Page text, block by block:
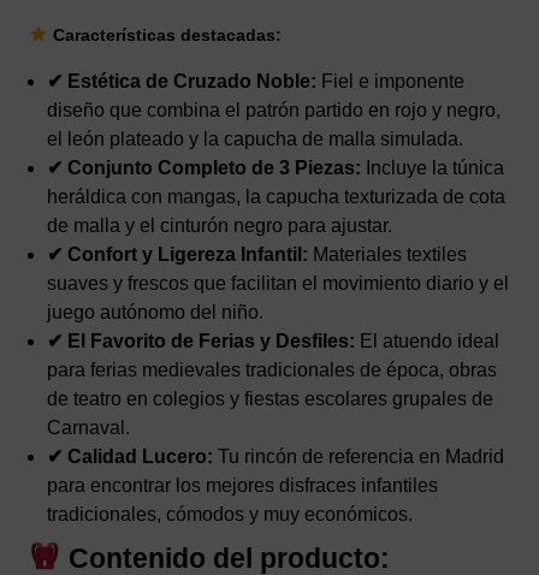
Características destacadas:
✔ Estética de Cruzado Noble: Fiel e imponente
diseño que combina el patrón partido en rojo y negro,
el león plateado y la capucha de malla simulada.
✔ Conjunto Completo de 3 Piezas: Incluye la túnica
heráldica con mangas, la capucha texturizada de cota
de malla y el cinturón negro para ajustar.
✔ Confort y Ligereza Infantil: Materiales textiles
suaves y frescos que facilitan el movimiento diario y el
juego autónomo del niño.
✔ El Favorito de Ferias y Desfiles: El atuendo ideal
para ferias medievales tradicionales de época, obras
de teatro en colegios y fiestas escolares grupales de
Carnaval.
✔ Calidad Lucero: Tu rincón de referencia en Madrid
para encontrar los mejores disfraces infantiles
tradicionales, cómodos y muy económicos.
Contenido del producto: